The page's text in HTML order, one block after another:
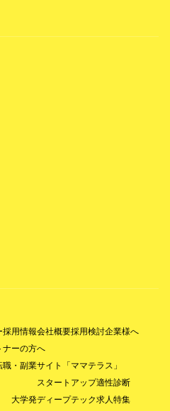
採用情報会社概要採用検討企業様へ
ナーの方へ
・副業サイト「ママテラス」
スタートアップ適性診断
大学発ディープテック求人特集